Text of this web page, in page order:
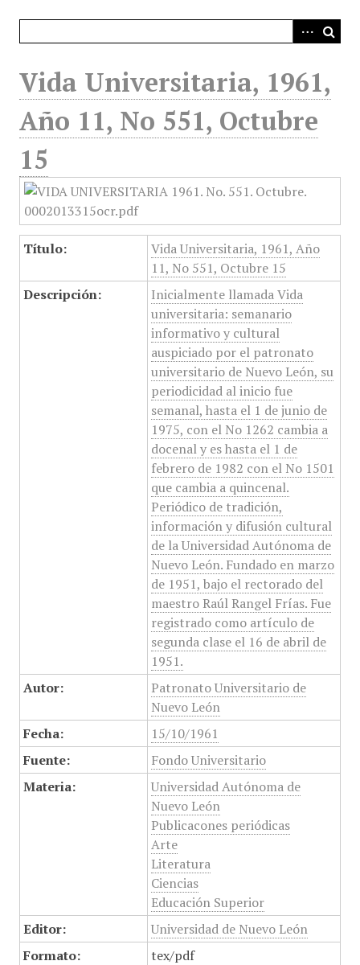
Vida Universitaria, 1961,
Año 11, No 551, Octubre
15
Título:
Vida Universitaria, 1961, Año
11, No 551, Octubre 15
Descripción:
Inicialmente llamada Vida
universitaria: semanario
informativo y cultural
auspiciado por el patronato
universitario de Nuevo León, su
periodicidad al inicio fue
semanal, hasta el 1 de junio de
1975, con el No 1262 cambia a
docenal y es hasta el 1 de
febrero de 1982 con el No 1501
que cambia a quincenal.
Periódico de tradición,
información y difusión cultural
de la Universidad Autónoma de
Nuevo León. Fundado en marzo
de 1951, bajo el rectorado del
maestro Raúl Rangel Frías. Fue
registrado como artículo de
segunda clase el 16 de abril de
1951.
Autor:
Patronato Universitario de
Nuevo León
Fecha:
15/10/1961
Fuente:
Fondo Universitario
Materia:
Universidad Autónoma de
Nuevo León
Publicacones periódicas
Arte
Literatura
Ciencias
Educación Superior
Editor:
Universidad de Nuevo León
Formato:
tex/pdf